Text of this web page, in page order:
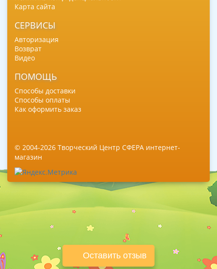
Оставить отзыв
Карта сайта
СЕРВИСЫ
Авторизация
Возврат
Видео
ПОМОЩЬ
Способы доставки
Способы оплаты
Как оформить заказ
© 2004-2026 Творческий Центр СФЕРА интернет-
магазин